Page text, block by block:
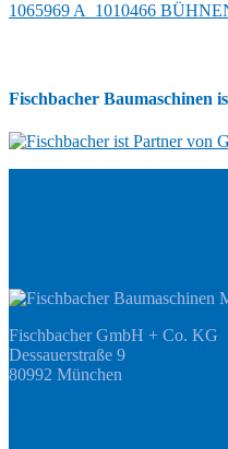
1065969 A_1010466
Fischbacher Baumaschinen
Fischbacher GmbH + Co. KG
Dessauerstraße 9
80992 München